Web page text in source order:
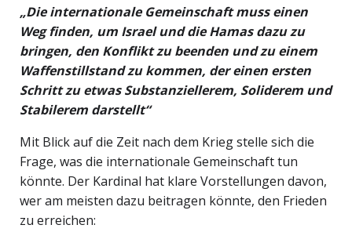
„Die internationale Gemeinschaft muss einen
Weg finden, um Israel und die Hamas dazu zu
bringen, den Konflikt zu beenden und zu einem
Waffenstillstand zu kommen, der einen ersten
Schritt zu etwas Substanziellerem, Soliderem und
Stabilerem darstellt“
Mit Blick auf die Zeit nach dem Krieg stelle sich die
Frage, was die internationale Gemeinschaft tun
könnte. Der Kardinal hat klare Vorstellungen davon,
wer am meisten dazu beitragen könnte, den Frieden
zu erreichen: